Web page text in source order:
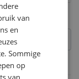
van
en
Sommige
op
van